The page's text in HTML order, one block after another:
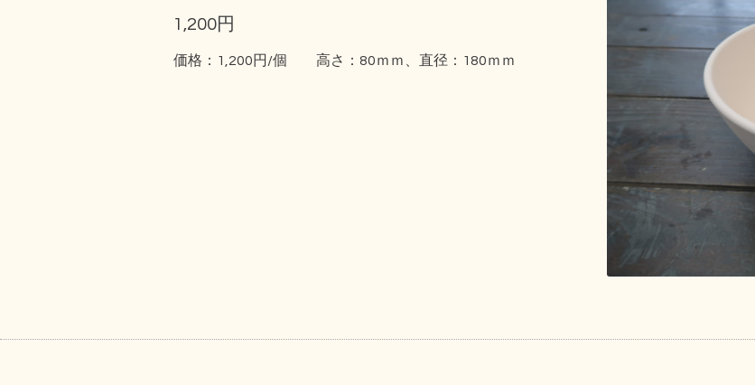
1,200円
価格：1,200円/個 高さ：80ｍｍ、直径：180ｍｍ